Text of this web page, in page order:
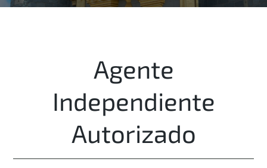
Agente
Independiente
Autorizado